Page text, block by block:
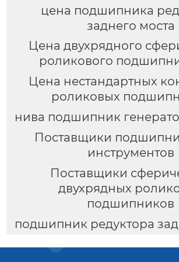
цена подшипника
заднего моста
Цена двухрядного
роликового
Цена нестандартных
роликовых
нива подшипник
Поставщики
инструментов
Поставщики
двухрядных
подшипников
подшипник редуктора